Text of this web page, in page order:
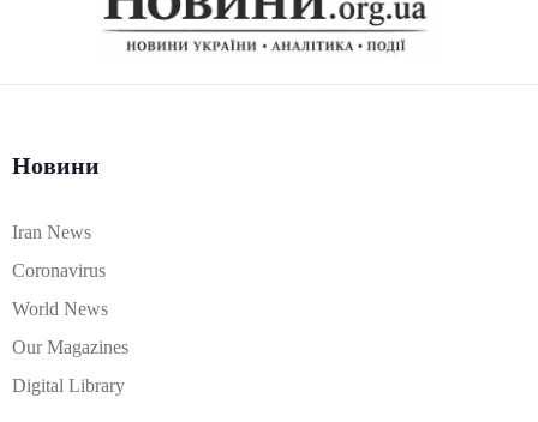
Новини
Iran News
Coronavirus
World News
Our Magazines
Digital Library